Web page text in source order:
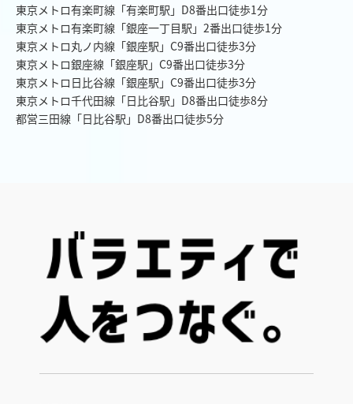
東京メトロ有楽町線「有楽町駅」D8番出口徒歩1分
東京メトロ有楽町線「銀座一丁目駅」2番出口徒歩1分
東京メトロ丸ノ内線「銀座駅」C9番出口徒歩3分
東京メトロ銀座線「銀座駅」C9番出口徒歩3分
東京メトロ日比谷線「銀座駅」C9番出口徒歩3分
東京メトロ千代田線「日比谷駅」D8番出口徒歩8分
都営三田線「日比谷駅」D8番出口徒歩5分